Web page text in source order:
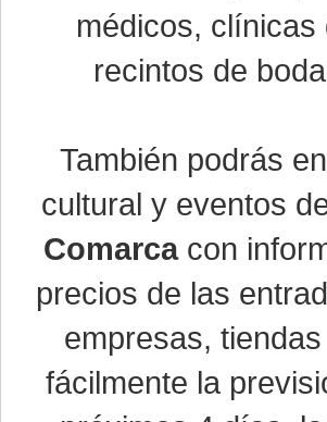
médicos,
recintos de
También podrás
cultural y eventos
Comarcacon
precios de las
empresas,
fácilmente la